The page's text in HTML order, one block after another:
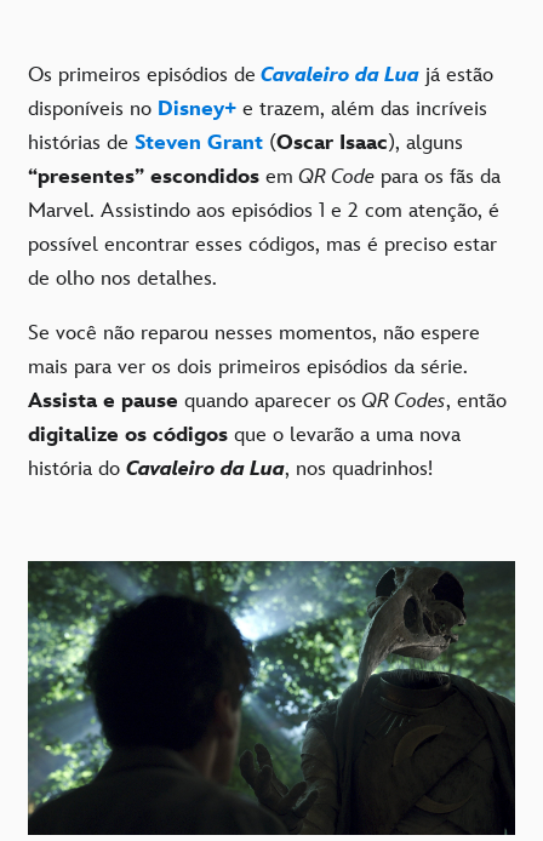
Os primeiros episódios de Cavaleiro da Lua já estão
disponíveis no Disney+ e trazem, além das incríveis
histórias de Steven Grant (Oscar Isaac), alguns
“presentes” escondidos em QR Code para os fãs da
Marvel. Assistindo aos episódios 1 e 2 com atenção, é
possível encontrar esses códigos, mas é preciso estar
de olho nos detalhes.
Se você não reparou nesses momentos, não espere
mais para ver os dois primeiros episódios da série.
Assista e pause quando aparecer os QR Codes, então
digitalize os códigos que o levarão a uma nova
história do Cavaleiro da Lua, nos quadrinhos!